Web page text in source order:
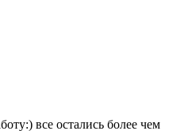
все остались более чем